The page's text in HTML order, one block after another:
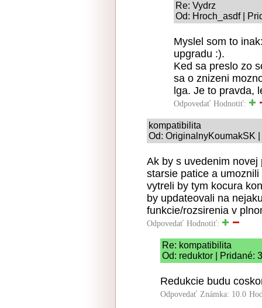
Re: Vydrz
Od: Hroch_asdf |
Myslel som to
upgradu :).
Ked sa preslo zo
sa o znizeni
lga. Je to pravda,
Odpovedať Hodnotiť:
kompatibilita
Od: OriginalnyKoumakSK
Ak by s uvedenim
starsie patice a
vytreli by tym kocura
by updateovali na
funkcie/rozsirenia v
Odpovedať Hodnotiť:
Re: kompatibilita
Od: reduktor | Pridané:
Redukcie budu
Odpovedať Známka: 10.0